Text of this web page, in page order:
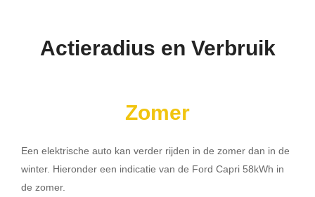
Actieradius en Verbruik
Zomer
Een elektrische auto kan verder rijden in de zomer dan in de
winter. Hieronder een indicatie van de Ford Capri 58kWh in
de zomer.